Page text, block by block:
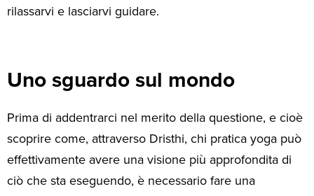
rilassarvi e lasciarvi guidare.
Uno sguardo sul mondo
Prima di addentrarci nel merito della questione, e cioè
scoprire come, attraverso Dristhi, chi pratica yoga può
effettivamente avere una visione più approfondita di
ciò che sta eseguendo, è necessario fare una